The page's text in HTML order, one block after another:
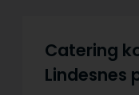
Catering
Lindesnes